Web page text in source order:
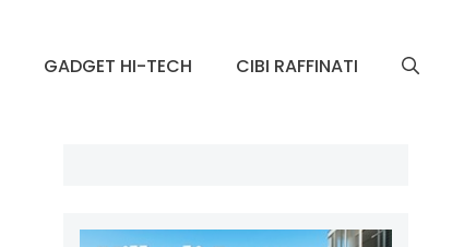
GADGET HI-TECH CIBI RAFFINATI